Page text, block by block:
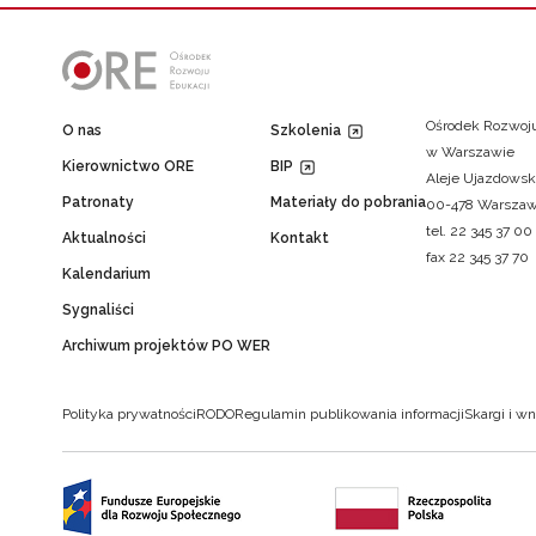
O nas
Kierownictwo ORE
Patronaty
Aktualności
Kalendarium
Sygnaliści
Archiwum projektów PO WER
Szkolenia
BIP
Materiały do pobrania
Kontakt
Ośrodek
w Warszawie
Aleje
00-478
tel. 22 345 37 00
fax 22 345 37 70
Polityka prywatnościRODORegulamin publikowania informacjiSkargi i